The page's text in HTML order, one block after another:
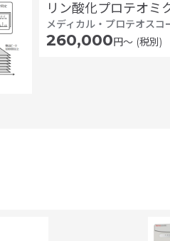
リン酸化プロテオミ
メディカル・プロテオスコ
260,000円〜 (税別)